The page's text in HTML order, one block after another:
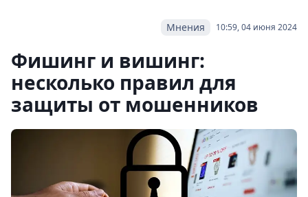
10:59, 04 июня 2024
Мнения
Фишинг и вишинг:
несколько правил для
защиты от мошенников